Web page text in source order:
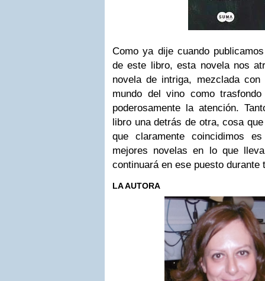
Como ya dije cuando
de este libro, esta novela nos
novela de intriga, mezclada
mundo del vino como
poderosamente la atención.
libro una detrás de otra, cosa
que claramente coincidimos
mejores novelas en lo que
continuará en ese puesto durante
LA AUTORA